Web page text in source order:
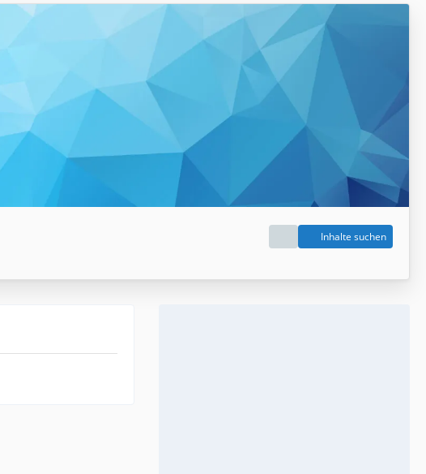
Inhalte suchen